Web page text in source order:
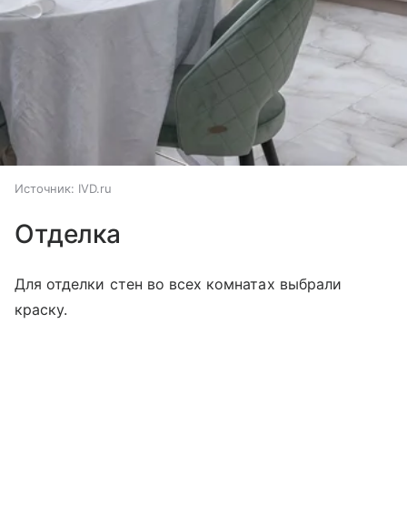
Источник: IVD.ru
Отделка
Для отделки стен во всех комнатах выбрали
краску.